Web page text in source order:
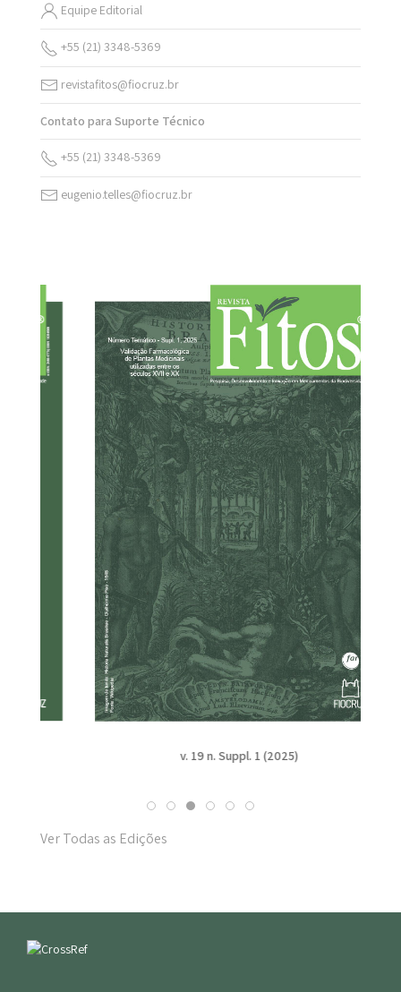
Equipe Editorial
+55 (21) 3348-5369
revistafitos@fiocruz.br
Contato para Suporte Técnico
+55 (21) 3348-5369
eugenio.telles@fiocruz.br
v. 19 n. Suppl. 1 (2025)
Ver Todas as Edições